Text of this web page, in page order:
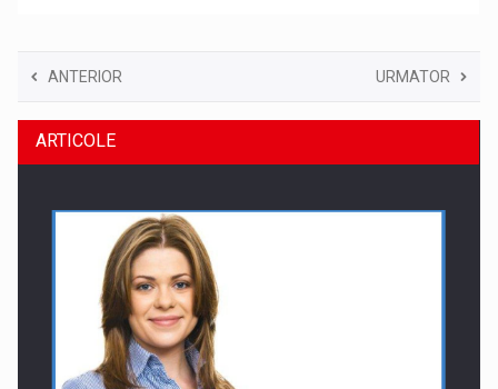
ANTERIOR URMATOR
ARTICOLE